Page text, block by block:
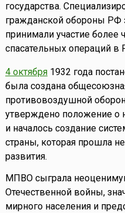
государства.
гражданской обороны
принимали участие более
спасательных операций в
4 октября1932 года
была создана
противовоздушной
утверждено положение о
и началось создание
страны, которая прошла
развития.
МПВО сыграла
Отечественной войны,
мирного населения и